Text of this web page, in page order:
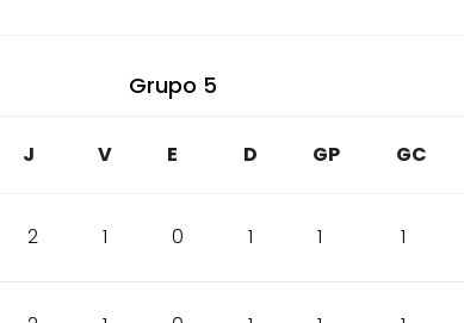
Grupo 5
J V E D GP GC
2 1 0 1 1 1